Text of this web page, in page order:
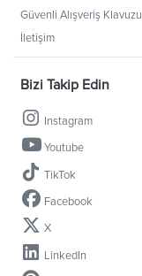
Güvenli Alışveriş Klavuzu
İletişim
Bizi Takip Edin
Instagram
Youtube
TikTok
Facebook
X
LinkedIn